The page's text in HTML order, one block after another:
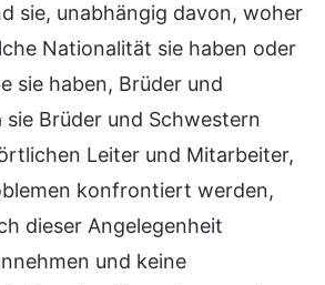
sie, unabhängig davon, woher
Nationalität sie haben oder
sie haben, Brüder und
sie Brüder und Schwestern
Leiter und Mitarbeiter,
konfrontiert werden,
dieser Angelegenheit
und keine